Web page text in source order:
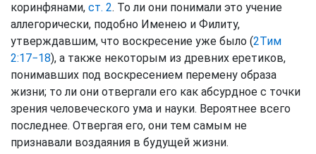
коринфянами, ст. 2. То ли они понимали это учение
аллегорически, подобно Именею и Филиту,
утверждавшим, что воскресение уже было (2Тим
2:17−18), а также некоторым из древних еретиков,
понимавших под воскресением перемену образа
жизни; то ли они отвергали его как абсурдное с точки
зрения человеческого ума и науки. Вероятнее всего
последнее. Отвергая его, они тем самым не
признавали воздаяния в будущей жизни.